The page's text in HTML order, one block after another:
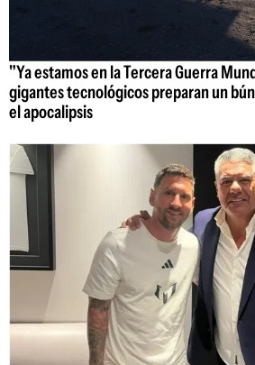
"Ya estamos en la Tercera Guerra
gigantes tecnológicos preparan un
el apocalipsis